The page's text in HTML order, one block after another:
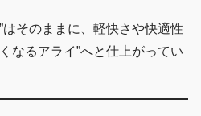
はそのままに、軽快さや快適性
なるアライ”へと仕上がってい